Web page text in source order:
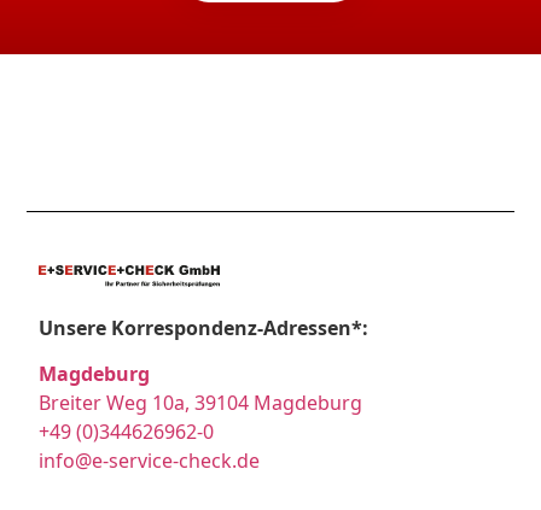
Unsere Korrespondenz-Adressen*:
Magdeburg
Breiter Weg 10a, 39104 Magdeburg
+49 (0)344626962-0
info@e-service-check.de